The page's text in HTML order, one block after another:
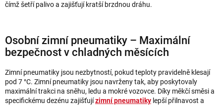
čímž šetří palivo a zajišťují kratší brzdnou dráhu.
Osobní zimní pneumatiky – Maximální
bezpečnost v chladných měsících
Zimní pneumatiky jsou nezbytností, pokud teploty pravidelně klesají
pod 7 °C. Zimní pneumatiky jsou navrženy tak, aby poskytovaly
maximální trakci na sněhu, ledu a mokré vozovce. Díky měkčí směsi a
specifickému dezénu zajišťujízimní pneumatiky lepší přilnavost a